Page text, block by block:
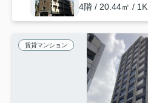
4階 / 20.44㎡ / 1K
賃貸マンション